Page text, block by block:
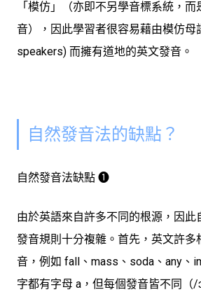
「模仿」（亦即不另學音標系統，
音），因此學習者很容易藉由模仿母
speakers) 而擁有道地的英文發音 。
自然發音法的缺點？
自然發音法缺點 ➊
由於英語來自許多不同的根源，因此
發音規則十分複雜。首先，英文許多
音，例如 fall、mass、soda、any、
字都有字母 a，但每個發音皆不同